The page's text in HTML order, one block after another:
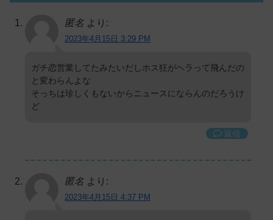
匿名 より:
2023年4月15日 3:29 PM
ガチ恋営業してたみたいだしホス狂がヘラって飛んだの
と変わらんよな
そっちは珍しくもないからニュースにならんのだろうけ
ど
返信
匿名 より:
2023年4月15日 4:37 PM